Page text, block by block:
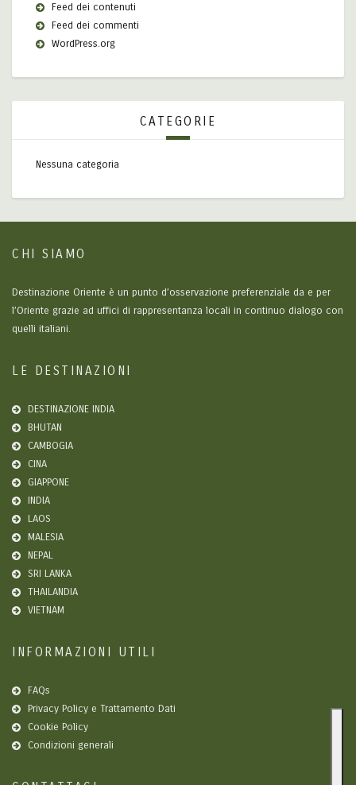
Feed dei contenuti
Feed dei commenti
WordPress.org
CATEGORIE
Nessuna categoria
CHI SIAMO
Destinazione Oriente è un punto d’osservazione preferenziale da e per
l’Oriente grazie ad uffici di rappresentanza locali in continuo dialogo con
quelli italiani.
LE DESTINAZIONI
DESTINAZIONE INDIA
BHUTAN
CAMBOGIA
CINA
GIAPPONE
INDIA
LAOS
MALESIA
NEPAL
SRI LANKA
THAILANDIA
VIETNAM
INFORMAZIONI UTILI
FAQs
Privacy Policy e Trattamento Dati
Cookie Policy
Condizioni generali